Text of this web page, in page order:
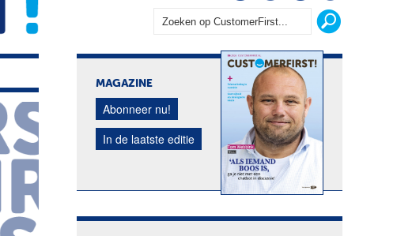
MAGAZINE
Abonneer nu!
In de laatste editie